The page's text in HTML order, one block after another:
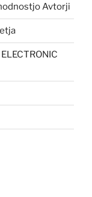
Avtorji